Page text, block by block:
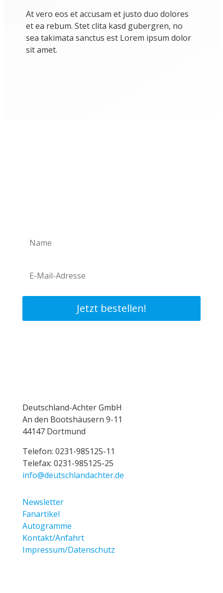
At vero eos et accusam et justo duo dolores
et ea rebum. Stet clita kasd gubergren, no
sea takimata sanctus est Lorem ipsum dolor
sit amet.
Jetzt bestellen!
Deutschland-Achter GmbH
An den Bootshäusern 9-11
44147 Dortmund
Telefon: 0231-985125-11
Telefax: 0231-985125-25
info@deutschlandachter.de
Newsletter
Fanartikel
Autogramme
Kontakt/Anfahrt
Impressum/Datenschutz